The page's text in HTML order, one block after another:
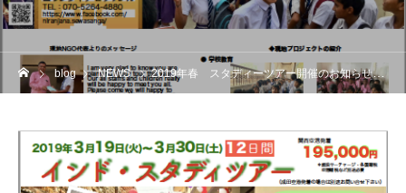
blog NEWS 2019年春 スタディーツアー開催のお知らせ